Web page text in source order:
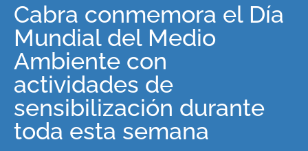
Cabra conmemora el Día
Mundial del Medio
Ambiente con
actividades de
sensibilización durante
toda esta semana